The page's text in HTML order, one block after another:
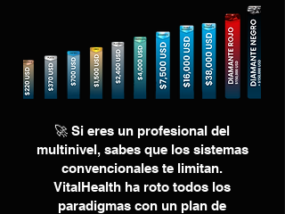
🚀 Si eres un profesional del
multinivel, sabes que los sistemas
convencionales te limitan.
VitalHealth ha roto todos los
paradigmas con un plan de